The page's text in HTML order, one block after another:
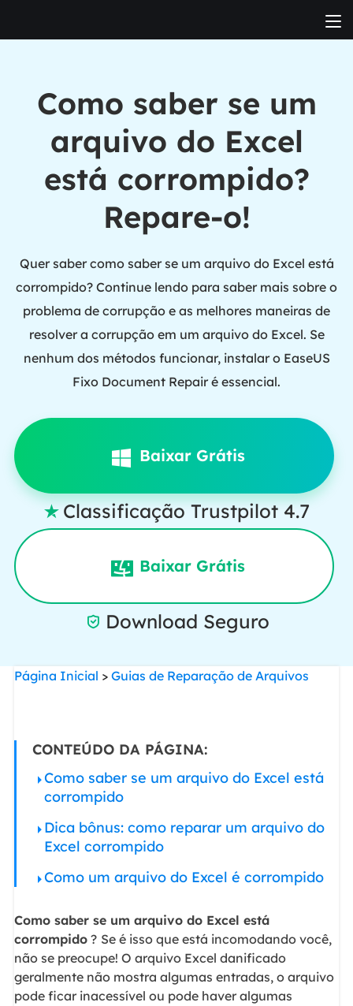
Como saber se um
arquivo do Excel
está corrompido?
Repare-o!
Quer saber como saber se um arquivo do Excel está
corrompido? Continue lendo para saber mais sobre o
problema de corrupção e as melhores maneiras de
resolver a corrupção em um arquivo do Excel. Se
nenhum dos métodos funcionar, instalar o EaseUS
Fixo Document Repair é essencial.
Baixar Grátis
 Classificação Trustpilot 4.7
Baixar Grátis
 Download Seguro
Página Inicial > Guias de Reparação de Arquivos
CONTEÚDO DA PÁGINA:
Como saber se um arquivo do Excel está
corrompido
Dica bônus: como reparar um arquivo do
Excel corrompido
Como um arquivo do Excel é corrompido
Como saber se um arquivo do Excel está
corrompido? Se é isso que está incomodando você,
não se preocupe! O arquivo Excel danificado
geralmente não mostra algumas entradas, o arquivo
pode ficar inacessível ou pode haver algumas